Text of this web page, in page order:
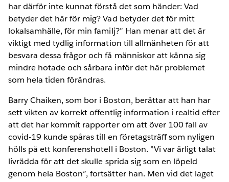
har därför inte kunnat förstå det som händer: Vad
betyder det här för mig? Vad betyder det för mitt
lokalsamhälle, för min familj?” Han menar att det är
viktigt med tydlig information till allmänheten för att
besvara dessa frågor och få människor att känna sig
mindre hotade och sårbara inför det här problemet
som hela tiden förändras.
Barry Chaiken, som bor i Boston, berättar att han har
sett vikten av korrekt offentlig information i realtid efter
att det har kommit rapporter om att över 100 fall av
covid-19 kunde spåras till en företagsträff som nyligen
hölls på ett konferenshotell i Boston. ”Vi var ärligt talat
livrädda för att det skulle sprida sig som en löpeld
genom hela Boston”, fortsätter han. Men vid det laget